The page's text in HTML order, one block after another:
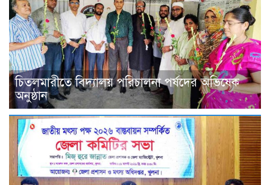
চিতলমারীতে বিদ্যালয় পরিচালনা পর্ষদের অভিষেক
অনুষ্ঠান